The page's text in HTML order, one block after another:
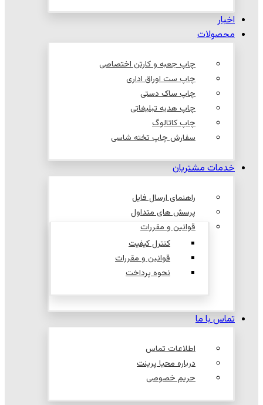
اخبار
محصولات
چاپ جعبه و کارتن اختصاصی
چاپ ست اوراق اداری
چاپ ساک دستی
چاپ هدیه تبلیغاتی
چاپ کاتالوگ
سفارش چاپ تخته شاسی
خدمات مشتریان
راهنمای ارسال فایل
پرسش های متداول
قوانین و مقررات
کنترل کیفیت
قوانین و مقررات
نحوه پرداخت
تماس با ما
اطلاعات تماس
درباره محیا پرینت
حریم خصوصی